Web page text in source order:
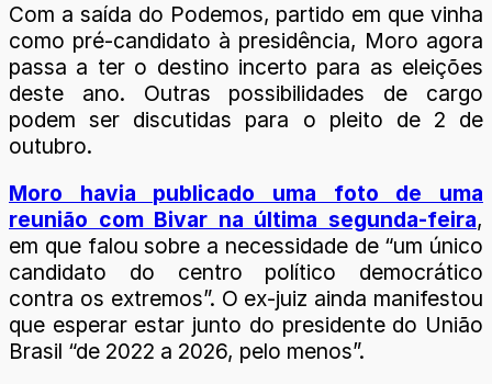
Com a saída do Podemos, partido em que vinha
como pré-candidato à presidência, Moro agora
passa a ter o destino incerto para as eleições
deste ano. Outras possibilidades de cargo
podem ser discutidas para o pleito de 2 de
outubro.
Moro havia publicado uma foto de uma
reunião com Bivar na última segunda-feira,
em que falou sobre a necessidade de “um único
candidato do centro político democrático
contra os extremos”. O ex-juiz ainda manifestou
que esperar estar junto do presidente do União
Brasil “de 2022 a 2026, pelo menos”.